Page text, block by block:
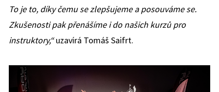
To je to, díky čemu se zlepšujeme a posouváme se.
Zkušenosti pak přenášíme i do našich kurzů pro
instruktory,“uzavírá Tomáš Saifrt.